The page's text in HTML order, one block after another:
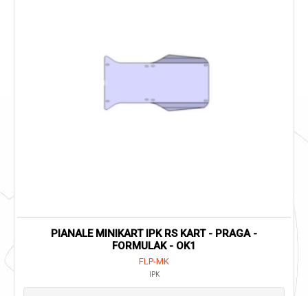
PIANALE MINIKART IPK RS KART - PRAGA -
FORMULAK - OK1
FLP-MK
IPK